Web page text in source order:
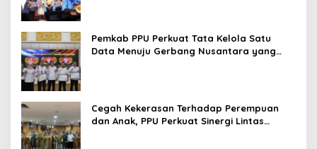
Pemkab PPU Perkuat Tata Kelola Satu
Data Menuju Gerbang Nusantara yang
Cegah Kekerasan Terhadap Perempuan
dan Anak, PPU Perkuat Sinergi Lintas